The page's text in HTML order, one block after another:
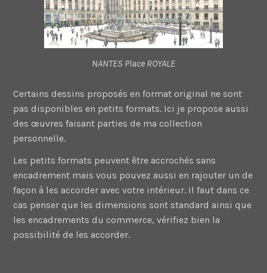
NANTES Place ROYALE
Certains dessins proposés en format original ne sont
pas disponibles en petits formats. Ici je propose aussi
des œuvres faisant parties de ma collection
personnelle.
Les petits formats peuvent être accrochés sans
encadrement mais vous pouvez aussi en rajouter un de
façon à les accorder avec votre intérieur. Il faut dans ce
cas penser que les dimensions sont standard ainsi que
les encadrements du commerce, vérifiez bien la
possibilité de les accorder.